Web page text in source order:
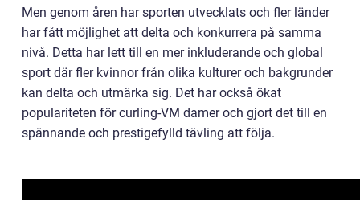
Men genom åren har sporten utvecklats och fler länder
har fått möjlighet att delta och konkurrera på samma
nivå. Detta har lett till en mer inkluderande och global
sport där fler kvinnor från olika kulturer och bakgrunder
kan delta och utmärka sig. Det har också ökat
populariteten för curling-VM damer och gjort det till en
spännande och prestigefylld tävling att följa.